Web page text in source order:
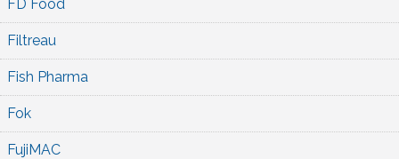
FD Food
Filtreau
Fish Pharma
Fok
FujiMAC